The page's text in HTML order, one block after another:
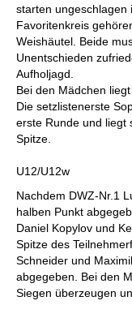
starten ungeschlagen
Favoritenkreis
Weishäutel. Beide
Unentschieden
Aufholjagd.
Bei den Mädchen
Die setzlistenerste
erste Runde und liegt
Spitze.
U12/U12w
Nachdem DWZ-Nr.1
halben Punkt
Daniel Kopylov und
Spitze des
Schneider und
abgegeben. Bei den
Siegen überzeugen